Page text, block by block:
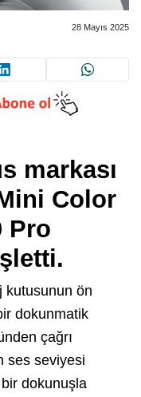
28 Mayıs 2025
markası
Color
Pro
kutusunun ön
dokunmatik
çağrı
ses seviyesi
dokunuşla